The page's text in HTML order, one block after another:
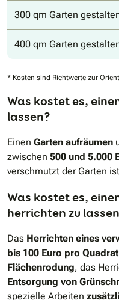
300 qm Garten
400 qm Garten
* Kosten sind Richtwerte zur
Was kostet es,
lassen?
Einen Garten aufräumen
zwischen 500 und 5.000
verschmutzt der Garten
Was kostet es,
herrichten zu
Das Herrichten eines
bis 100 Euro pro
Flächenrodung, das
Entsorgung von
spezielle Arbeiten